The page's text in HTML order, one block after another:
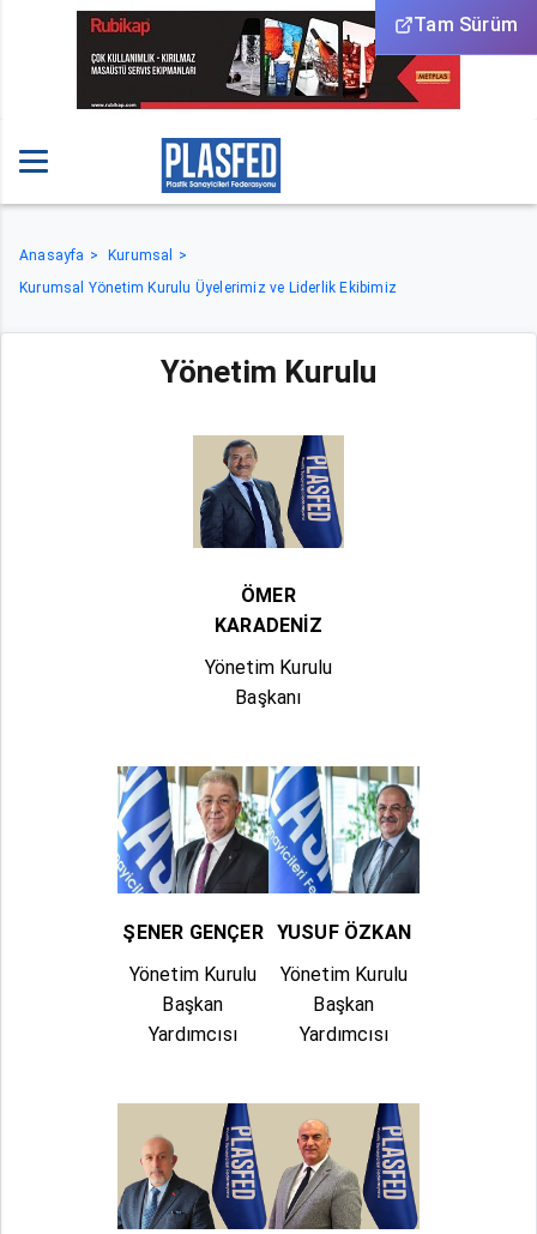
Tam Sürüm
Anasayfa
Kurumsal
Kurumsal Yönetim Kurulu Üyelerimiz ve Liderlik Ekibimiz
Yönetim Kurulu
ÖMER
KARADENİZ
Yönetim Kurulu
Başkanı
ŞENER GENÇER
Yönetim Kurulu
Başkan
Yardımcısı
YUSUF ÖZKAN
Yönetim Kurulu
Başkan
Yardımcısı